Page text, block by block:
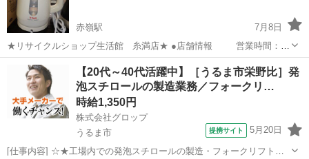
赤嶺駅
7月8日
★リサイクルショップ生活館 糸満店★ ●店舗情報 営業時間：
10：00 ～ 19：30(定休なし） 住 所：糸満市兼城369-10 お
支払いは、現金、各種クレジットカード（税込み...
沖縄 赤嶺駅 キッチン家電 ティファール
【20代～40代活躍中】［うるま市栄野比］発
泡スチロールの製造業務／フォークリ…
時給1,350円
株式会社グロップ
うるま市
提携サイト 5月20日
[仕事内容] ☆★工場内での発泡スチロールの製造・フォークリフト作